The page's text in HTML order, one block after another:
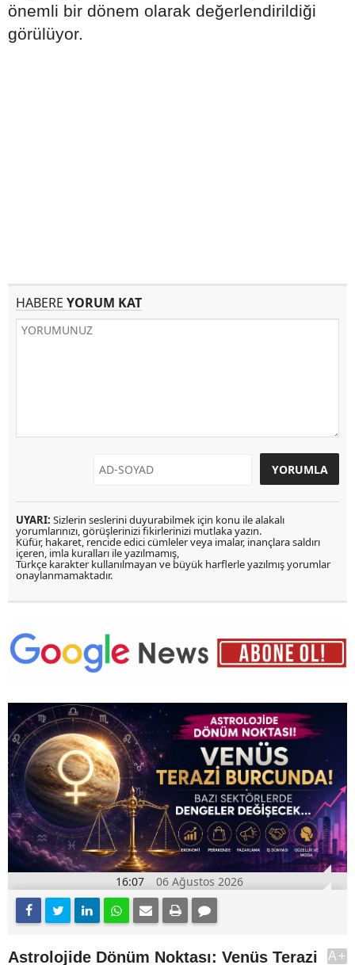
önemli bir dönem olarak değerlendirildiği
görülüyor.
HABERE YORUM KAT
UYARI: Sizlerin seslerini duyurabilmek için konu ile alakalı
yorumlarınızı, görüşlerinizi fikirlerinizi mutlaka yazın.
Küfür, hakaret, rencide edici cümleler veya imalar, inançlara saldırı
içeren, imla kuralları ile yazılmamış,
Türkçe karakter kullanılmayan ve büyük harflerle yazılmış yorumlar
onaylanmamaktadır.
16:07 06 Ağustos 2026
Astrolojide Dönüm Noktası: Venüs Terazi A+